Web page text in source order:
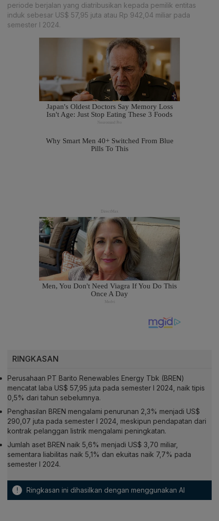
periode berjalan yang diatribusikan kepada pemilik entitas
induk sebesar US$ 57,95 juta atau Rp 942,04 miliar pada
semester I 2024.
RINGKASAN
Perusahaan PT Barito Renewables Energy Tbk (BREN)
mencatat laba US$ 57,95 juta pada semester I 2024, naik tipis
0,5% dari tahun sebelumnya.
Penghasilan BREN mengalami penurunan 2,3% menjadi US$
290,07 juta pada semester I 2024, meskipun pendapatan dari
kontrak pelanggan listrik mengalami peningkatan.
Jumlah aset BREN naik 5,6% menjadi US$ 3,70 miliar,
sementara liabilitas naik 5,1% dan ekuitas naik 7,7% pada
semester I 2024.
! Ringkasan ini dihasilkan dengan menggunakan AI